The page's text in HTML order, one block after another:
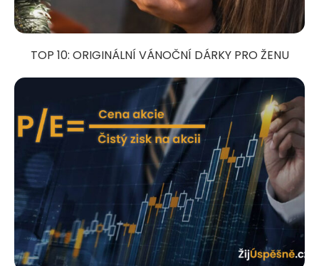
TOP 10: ORIGINÁLNÍ VÁNOČNÍ DÁRKY PRO ŽENU